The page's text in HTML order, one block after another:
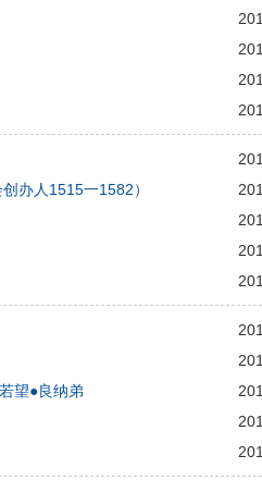
办人1515一1582）
望●良纳弟